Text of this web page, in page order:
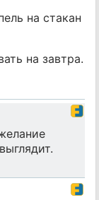
на стакан
на завтра.